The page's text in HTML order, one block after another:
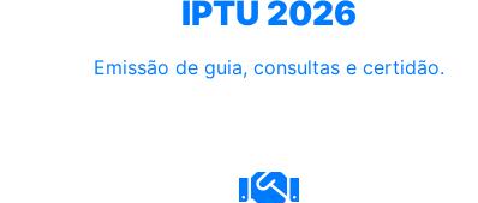
IPTU 2026
Emissão de guia, consultas e certidão.